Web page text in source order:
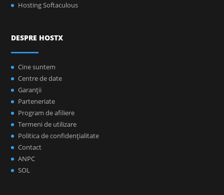
Hosting Softaculous
DESPRE HOSTX
Cine suntem
Centre de date
Garanţii
Parteneriate
Program de afiliere
Termeni de utilizare
Politica de confidenţialitate
Contact
ANPC
SOL